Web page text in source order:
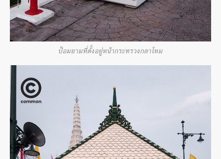
ป้อมยามที่ตั้งอยู่หน้ากระทรวงกลาโหม